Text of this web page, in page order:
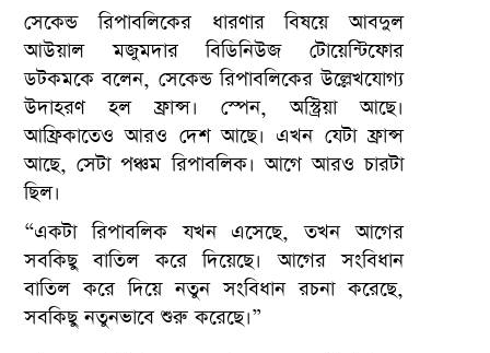
সেকেন্ড রিপাবলিকের ধারণার বিষয়ে আবদুল
আউয়াল মজুমদার বিডিনিউজ টোয়েন্টিফোর
ডটকমকে বলেন, সেকেন্ড রিপাবলিকের উল্লেখযোগ্য
উদাহরণ হল ফ্রান্স। স্পেন, অস্ট্রিয়া আছে।
আফ্রিকাতেও আরও দেশ আছে। এখন যেটা ফ্রান্স
আছে, সেটা পঞ্চম রিপাবলিক। আগে আরও চারটা
ছিল।
“একটা রিপাবলিক যখন এসেছে, তখন আগের
সবকিছু বাতিল করে দিয়েছে। আগের সংবিধান
বাতিল করে দিয়ে নতুন সংবিধান রচনা করেছে,
সবকিছু নতুনভাবে শুরু করেছে।”